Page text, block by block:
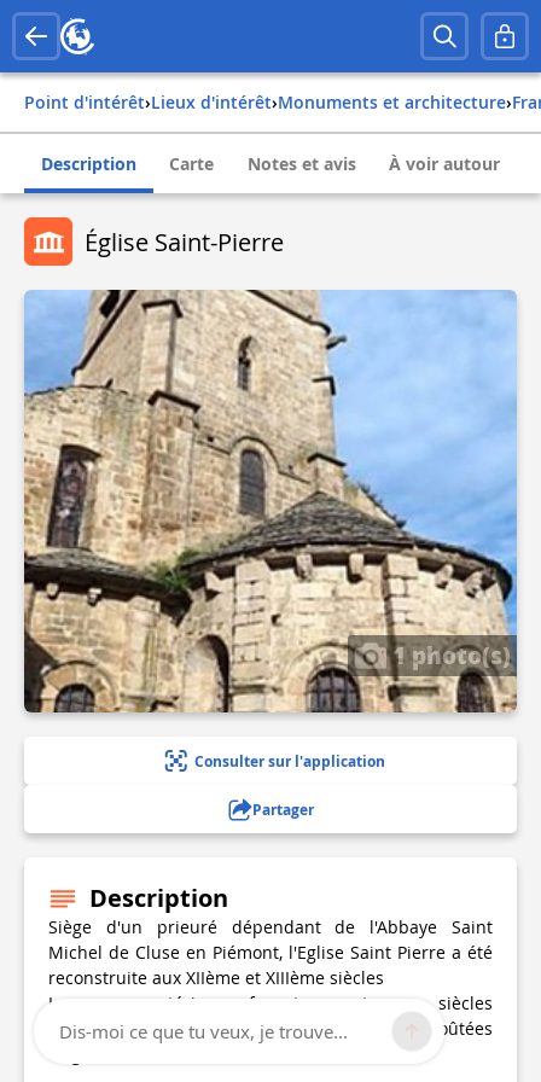
Point d'intérêt› Lieux d'intérêt› Monuments et architecture›
Description Carte Notes et avis À voir autour
Église Saint-Pierre
1 photo(s)
Consulter sur l'application
Partager
Description
Siège d'un prieuré dépendant de l'Abbaye Saint
Michel de Cluse en Piémont, l'Eglise Saint Pierre a été
reconstruite aux XIIème et XIIIème siècles
Les murs extérieurs furent ouverts aux siècles
suivants pour installer des chapelles latérales voûtées
Dis-moi ce que tu veux, je trouve...